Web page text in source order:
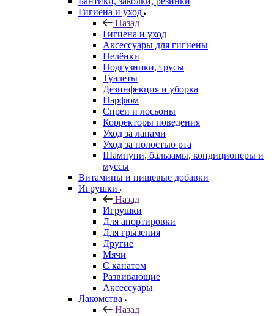
Гигиена и уход
Назад
Гигиена и уход
Аксессуары для гигиены
Пелёнки
Подгузники, трусы
Туалеты
Дезинфекция и уборка
Парфюм
Спреи и лосьоны
Корректоры поведения
Уход за лапами
Уход за полостью рта
Шампуни, бальзамы, кондиционеры и
муссы
Витамины и пищевые добавки
Игрушки
Назад
Игрушки
Для апортировки
Для грызения
Другие
Мячи
С канатом
Развивающие
Аксессуары
Лакомства
Назад